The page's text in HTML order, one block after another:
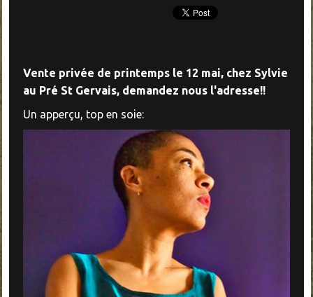
Vente privée de printemps le 12 mai, chez Sylvie
au Pré St Gervais, demandez nous l'adresse!!
Un apperçu, top en soie: